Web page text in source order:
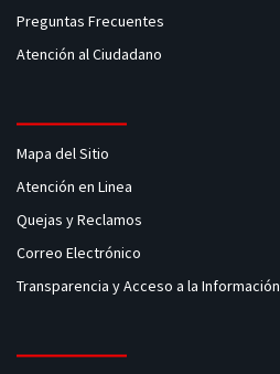
Preguntas Frecuentes
Atención al Ciudadano
Mapa del Sitio
Atención en Linea
Quejas y Reclamos
Correo Electrónico
Transparencia y Acceso a la Información